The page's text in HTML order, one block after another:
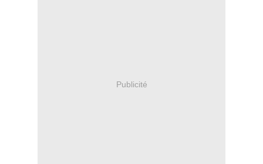
Publicité